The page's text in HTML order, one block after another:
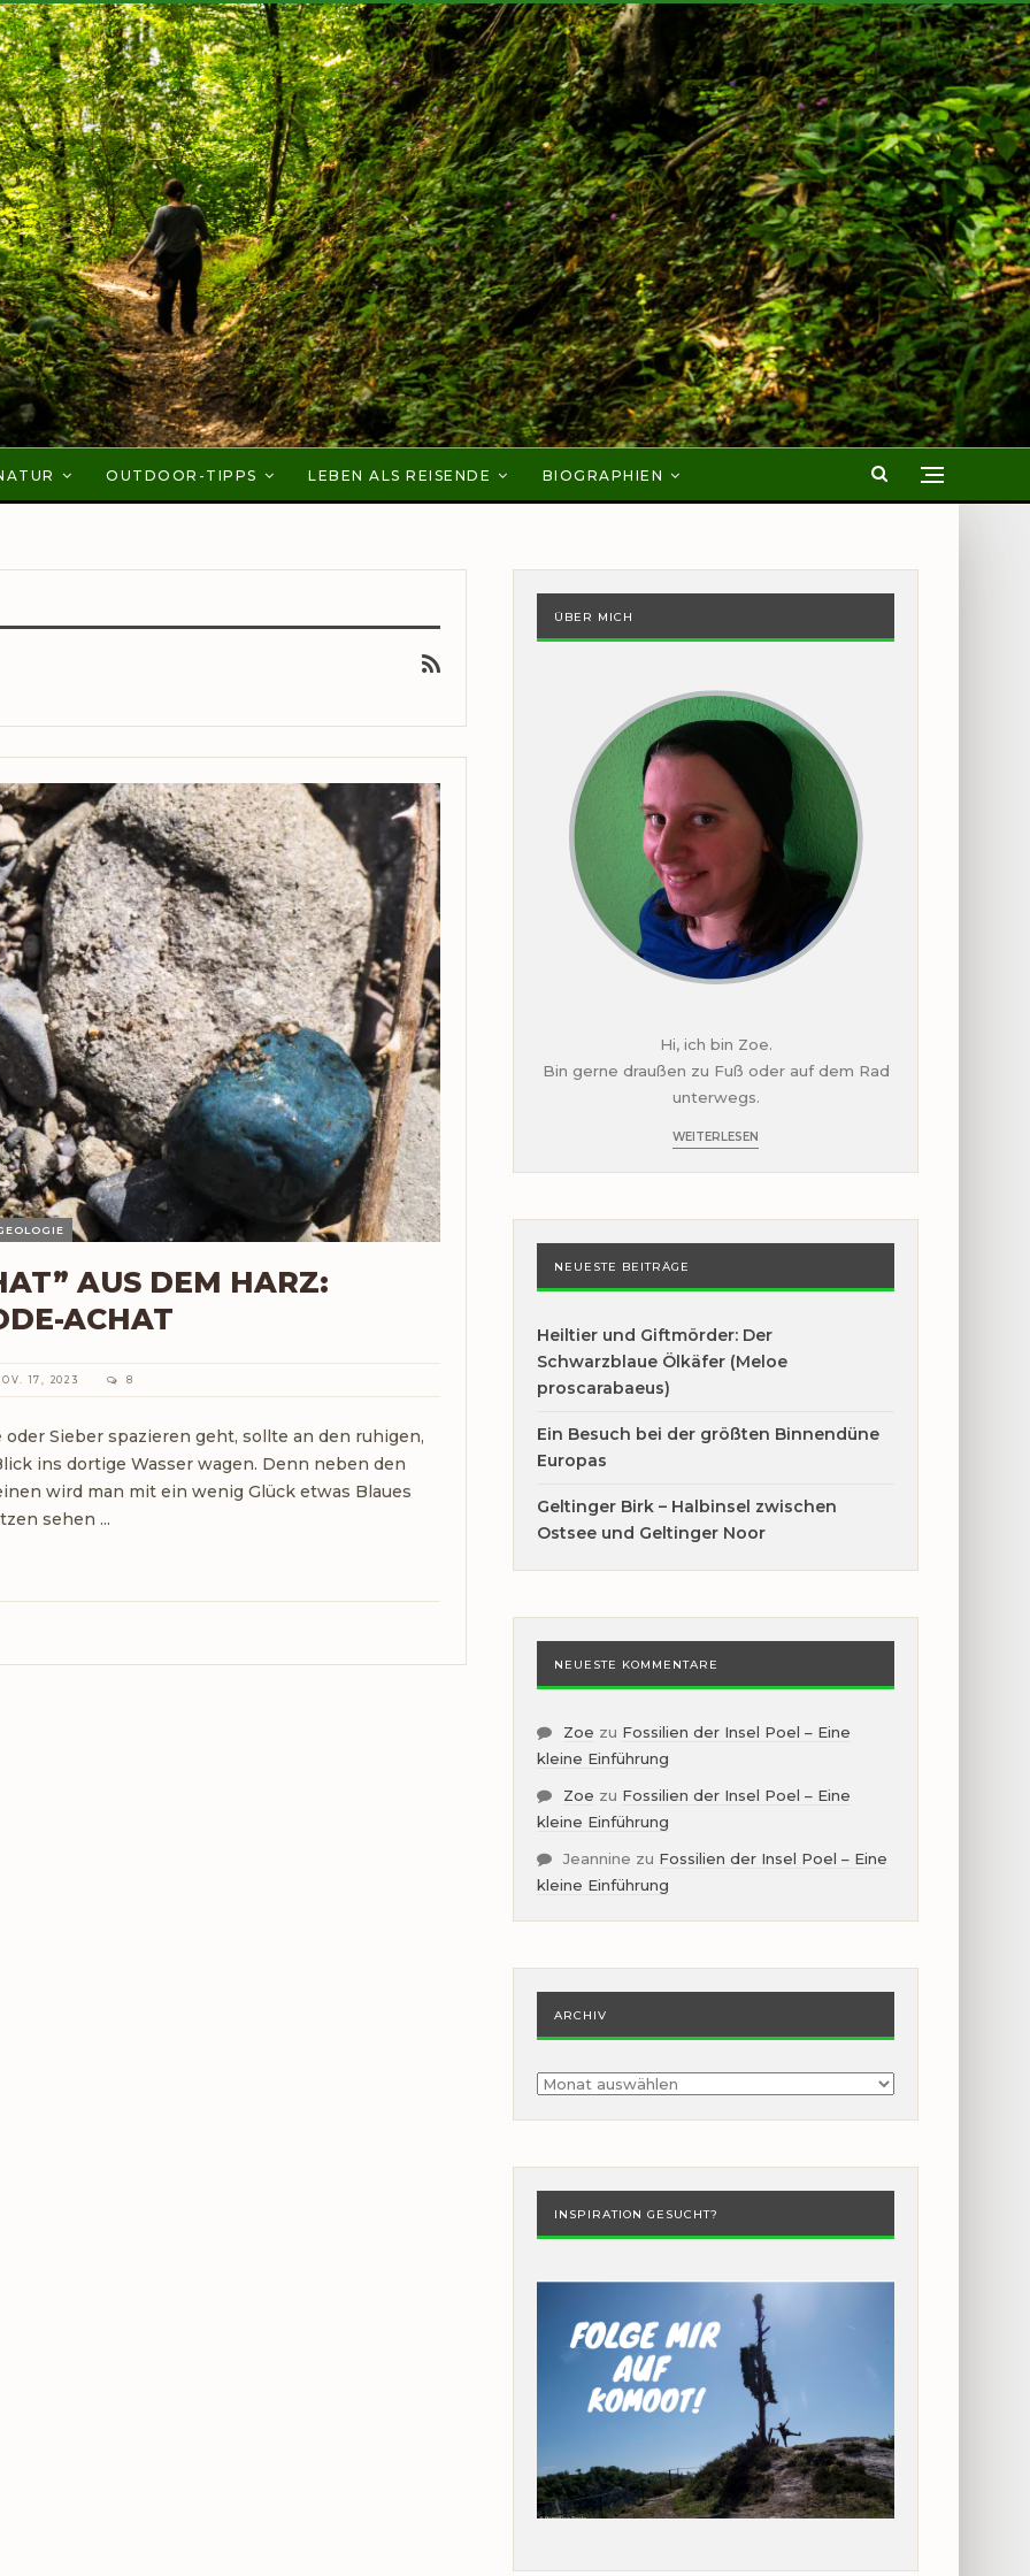
OUTDOOR-TIPPS LEBEN ALS REISENDE BIOGRAPHIEN
AUS DEM HARZ:
ACHAT
17, 2023 8
Sieber spazieren geht, sollte an den ruhigen,
ins dortige Wasser wagen. Denn neben den
wird man mit ein wenig Glück etwas Blaues
sehen ...
ÜBER MICH
Hi, ich bin Zoe.
Bin gerne draußen zu Fuß oder auf dem Rad
unterwegs.
WEITERLESEN
NEUESTE BEITRÄGE
Heiltier und Giftmörder: Der
Schwarzblaue Ölkäfer (Meloe
proscarabaeus)
Ein Besuch bei der größten Binnendüne
Europas
Geltinger Birk – Halbinsel zwischen
Ostsee und Geltinger Noor
NEUESTE KOMMENTARE
Zoe zu Fossilien der Insel Poel – Eine
kleine Einführung
Zoe zu Fossilien der Insel Poel – Eine
kleine Einführung
Jeannine zu Fossilien der Insel Poel – Eine
kleine Einführung
ARCHIV
Archiv
INSPIRATION GESUCHT?